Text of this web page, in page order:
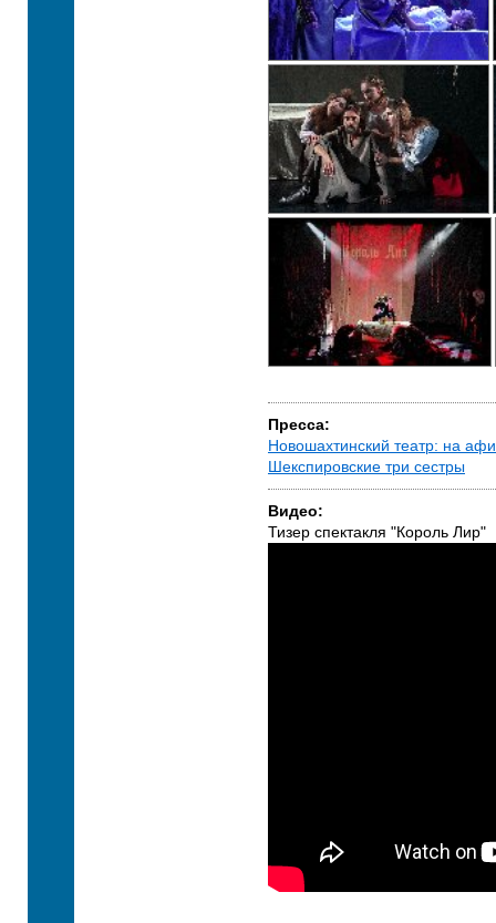
Пресса:
Новошахтинский театр: на
Шекспировские три сестры
Видео:
Тизер спектакля "Король Лир"